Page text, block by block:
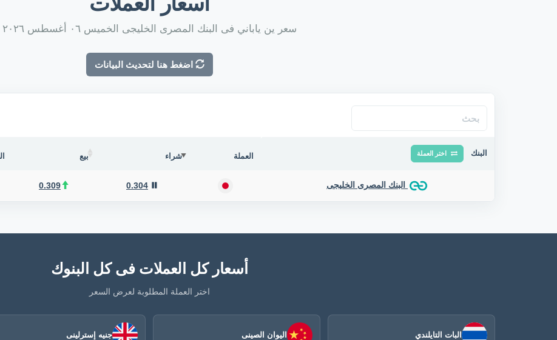
سعر ين ياباني فى البنك المصرى الخليجى الخميس ٠٦ أغسطس ٢٠٢٦
اضغط هنا لتحديث البيانات
البنك اختر العملة العملة شراء بيع
البنك المصرى الخليجى 0.304
0.309
أسعار كل العملات فى كل البنوك
اختر العملة المطلوبة لعرض السعر
البات التايلندي اليوان الصينى​ جنيه إسترلينى